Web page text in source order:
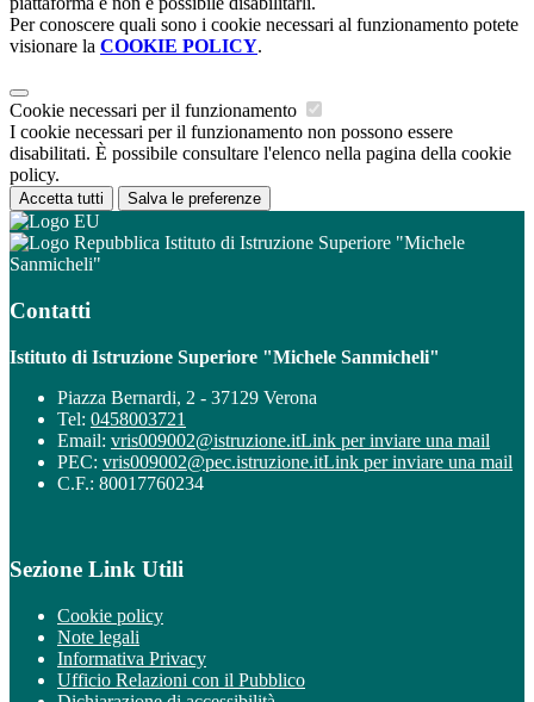
Per conoscere quali sono i cookie necessari al funzionamento potete
visionare la COOKIE POLICY.
Cookie necessari per il funzionamento
I cookie necessari per il funzionamento non possono essere
disabilitati. È possibile consultare l'elenco nella pagina della cookie
policy.
Accetta tutti Salva le preferenze
Istituto di Istruzione Superiore "Michele
Sanmicheli"
Contatti
Istituto di Istruzione Superiore "Michele Sanmicheli"
Piazza Bernardi, 2 - 37129 Verona
Tel: 0458003721
Email: vris009002@istruzione.itLink per inviare una mail
PEC: vris009002@pec.istruzione.itLink per inviare una mail
C.F.: 80017760234
Sezione Link Utili
Cookie policy
Note legali
Informativa Privacy
Ufficio Relazioni con il Pubblico